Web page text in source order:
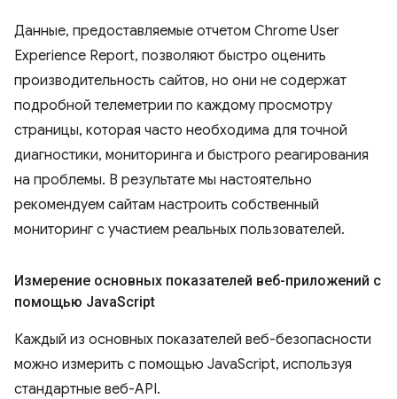
Данные, предоставляемые отчетом Chrome User
Experience Report, позволяют быстро оценить
производительность сайтов, но они не содержат
подробной телеметрии по каждому просмотру
страницы, которая часто необходима для точной
диагностики, мониторинга и быстрого реагирования
на проблемы. В результате мы настоятельно
рекомендуем сайтам настроить собственный
мониторинг с участием реальных пользователей.
Измерение основных показателей веб-приложений с
помощью JavaScript
Каждый из основных показателей веб-безопасности
можно измерить с помощью JavaScript, используя
стандартные веб-API.